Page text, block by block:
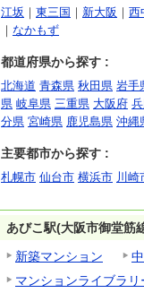
江坂 ｜ 東三国 ｜ 新大阪 ｜ 西
｜ なかもず
都道府県から探す :
北海道 青森県 秋田県 岩手
県 岐阜県 三重県 大阪府
分県 宮崎県 鹿児島県 沖縄
主要都市から探す :
札幌市 仙台市 横浜市 川崎
あびこ駅(大阪市御堂筋
新築マンション
マンションライブラリ